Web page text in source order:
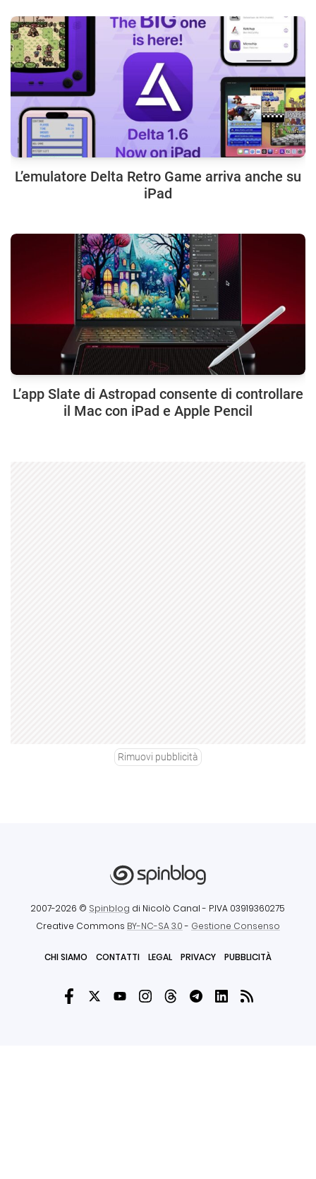
L’emulatore Delta Retro Game arriva anche su
iPad
L’app Slate di Astropad consente di controllare
il Mac con iPad e Apple Pencil
Rimuovi pubblicità
2007-2026 © Spinblog di Nicolò Canal - P.IVA 03919360275
Creative Commons BY-NC-SA 3.0- Gestione Consenso
CHI SIAMO CONTATTI LEGAL PRIVACY PUBBLICITÀ